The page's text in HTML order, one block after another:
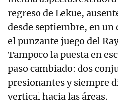
regreso de Lekue,
desde septiembre, en
el punzante juego del
Tampoco la puesta en
paso cambiado: dos
presionantes y siempre
vertical hacia las áreas.